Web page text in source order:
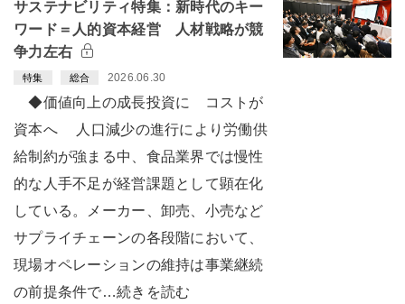
サステナビリティ特集：新時代のキー
ワード＝人的資本経営 人材戦略が競
争力左右
特集 総合 2026.06.30
◆価値向上の成長投資に コストが
資本へ 人口減少の進行により労働供
給制約が強まる中、食品業界では慢性
的な人手不足が経営課題として顕在化
している。メーカー、卸売、小売など
サプライチェーンの各段階において、
現場オペレーションの維持は事業継続
の前提条件で…続きを読む